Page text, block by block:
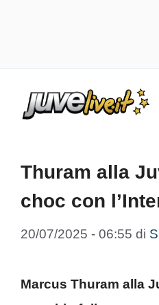
Thuram alla
choc con
20/07/2025 - 06:55 di
Marcus Thuram alla